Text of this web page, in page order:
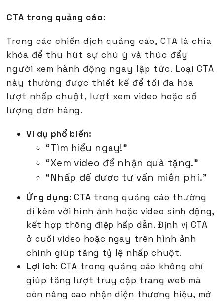
CTA trong quảng cáo:
Trong các chiến dịch quảng cáo, CTA là chìa
khóa để thu hút sự chú ý và thúc đẩy
người xem hành động ngay lập tức. Loại CTA
này thường được thiết kế để tối đa hóa
lượt nhấp chuột, lượt xem video hoặc số
lượng đơn hàng.
Ví dụ phổ biến:
“Tìm hiểu ngay!”
“Xem video để nhận quà tặng.”
“Nhấp để được tư vấn miễn phí.”
Ứng dụng:CTA trong quảng cáo thường
đi kèm với hình ảnh hoặc video sinh động,
kết hợp thông điệp hấp dẫn. Định vị CTA
ở cuối video hoặc ngay trên hình ảnh
chính giúp tăng tỷ lệ nhấp chuột.
Lợi ích: CTA trong quảng cáo không chỉ
giúp tăng lượt truy cập trang web mà
còn nâng cao nhận diện thương hiệu, mở